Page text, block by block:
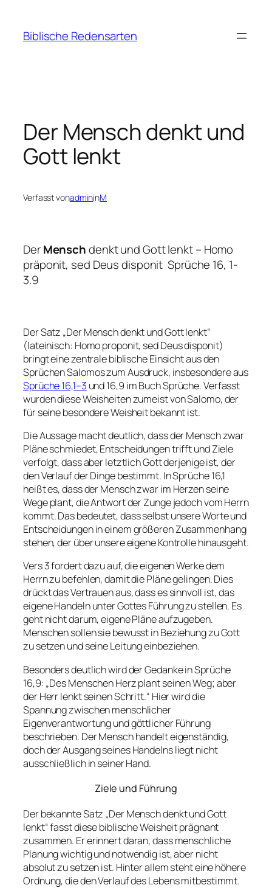
springen
Biblische Redensarten
Der Mensch denkt und
Gott lenkt
Verfasst vonadmininM
DerMenschdenkt und Gott lenkt – Homo
präponit, sed Deus disponit Sprüche 16, 1-
3.9
Der Satz „Der Mensch denkt und Gott lenkt“
(lateinisch: Homo proponit, sed Deus disponit)
bringt eine zentrale biblische Einsicht aus den
Sprüchen Salomos zum Ausdruck, insbesondere aus
Sprüche 16,1–3 und 16,9 im Buch Sprüche. Verfasst
wurden diese Weisheiten zumeist von Salomo, der
für seine besondere Weisheit bekannt ist.
Die Aussage macht deutlich, dass der Mensch zwar
Pläne schmiedet, Entscheidungen trifft und Ziele
verfolgt, dass aber letztlich Gott derjenige ist, der
den Verlauf der Dinge bestimmt. In Sprüche 16,1
heißt es, dass der Mensch zwar im Herzen seine
Wege plant, die Antwort der Zunge jedoch vom Herrn
kommt. Das bedeutet, dass selbst unsere Worte und
Entscheidungen in einem größeren Zusammenhang
stehen, der über unsere eigene Kontrolle hinausgeht.
Vers 3 fordert dazu auf, die eigenen Werke dem
Herrn zu befehlen, damit die Pläne gelingen. Dies
drückt das Vertrauen aus, dass es sinnvoll ist, das
eigene Handeln unter Gottes Führung zu stellen. Es
geht nicht darum, eigene Pläne aufzugeben.
Menschen sollen sie bewusst in Beziehung zu Gott
zu setzen und seine Leitung einbeziehen.
Besonders deutlich wird der Gedanke in Sprüche
16,9: „Des Menschen Herz plant seinen Weg; aber
der Herr lenkt seinen Schritt.“ Hier wird die
Spannung zwischen menschlicher
Eigenverantwortung und göttlicher Führung
beschrieben. Der Mensch handelt eigenständig,
doch der Ausgang seines Handelns liegt nicht
ausschließlich in seiner Hand.
Ziele und Führung
Der bekannte Satz „Der Mensch denkt und Gott
lenkt“ fasst diese biblische Weisheit prägnant
zusammen. Er erinnert daran, dass menschliche
Planung wichtig und notwendig ist, aber nicht
absolut zu setzen ist. Hinter allem steht eine höhere
Ordnung, die den Verlauf des Lebens mitbestimmt.